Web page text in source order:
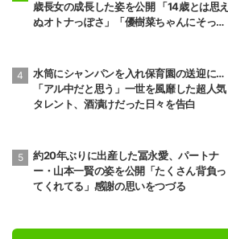
歳長女の成長した姿を公開 「14歳とは思え
ぬオトナっぽさ」「優樹菜ちゃんにそっく
水筒にシャンパンを入れ保育園の送迎に…
「アル中だと思う」一世を風靡した超人気
タレント、酒漬けだった日々を告白
約20年ぶりに出産した冨永愛、パートナ
ー・山本一賢の姿を公開「たくさん背負っ
てくれてる」感謝の思いをつづる